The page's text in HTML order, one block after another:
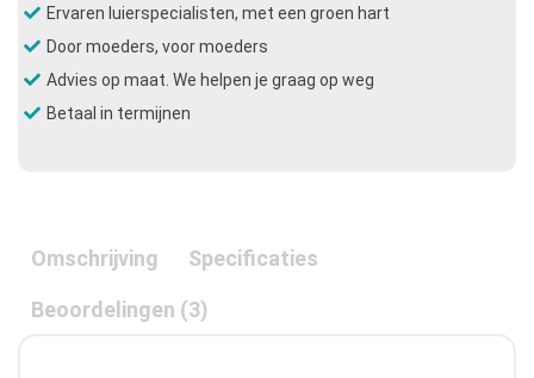
Ervaren luierspecialisten, met een groen hart
Door moeders, voor moeders
Advies op maat. We helpen je graag op weg
Betaal in termijnen
Omschrijving Specificaties
Beoordelingen (3)